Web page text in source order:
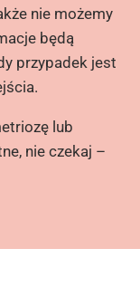
nie możemy
będą
przypadek jest
lub
nie czekaj –